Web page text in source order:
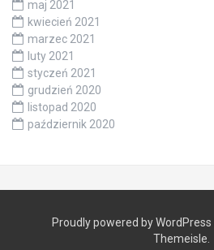
maj 2021
kwiecień 2021
marzec 2021
luty 2021
styczeń 2021
grudzień 2020
listopad 2020
październik 2020
Proudly powered by WordPress
Themeisle.